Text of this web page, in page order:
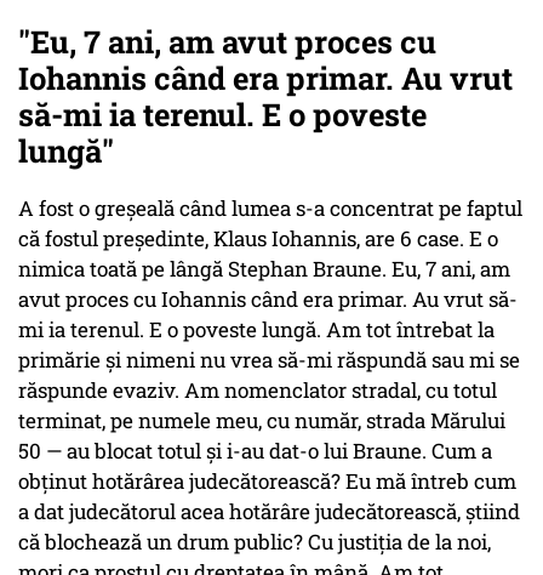
"Eu, 7 ani, am avut proces cu
Iohannis când era primar. Au vrut
să-mi ia terenul. E o poveste
lungă"
A fost o greșeală când lumea s-a concentrat pe faptul
că fostul președinte, Klaus Iohannis, are 6 case. E o
nimica toată pe lângă Stephan Braune. Eu, 7 ani, am
avut proces cu Iohannis când era primar. Au vrut să-
mi ia terenul. E o poveste lungă. Am tot întrebat la
primărie și nimeni nu vrea să-mi răspundă sau mi se
răspunde evaziv. Am nomenclator stradal, cu totul
terminat, pe numele meu, cu număr, strada Mărului
50 — au blocat totul și i-au dat-o lui Braune. Cum a
obținut hotărârea judecătorească? Eu mă întreb cum
a dat judecătorul acea hotărâre judecătorească, știind
că blochează un drum public? Cu justiția de la noi,